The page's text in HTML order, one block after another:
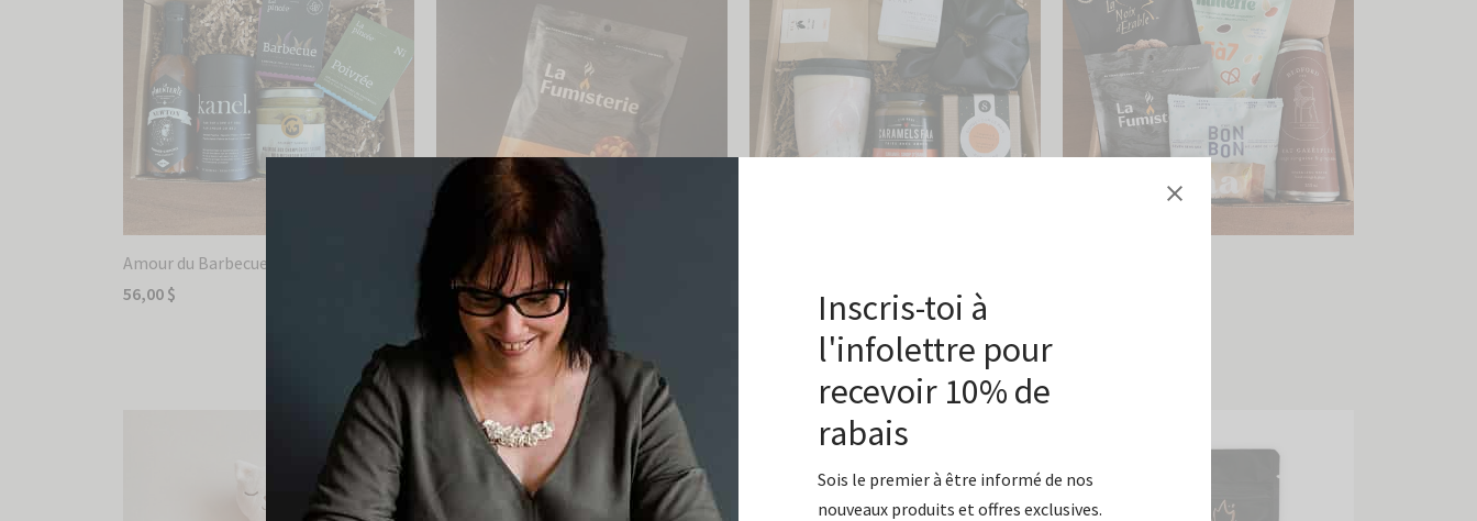
Inscris-toi à
l'infolettre pour
recevoir 10% de
rabais
Sois le premier à être informé de nos
nouveaux produits et offres exclusives.
Amour du Barbecue
56,00 $
Noix fumées Classique – Achetez-en
un, recevez-en un gratuitement!
2,99$
Ajouter au panier
Ajouter au panier